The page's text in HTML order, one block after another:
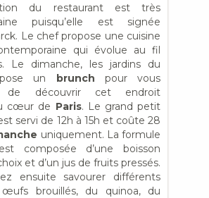
du restaurant est très
puisqu’elle est signée
Le chef propose une cuisine
qui évolue au fil
Le dimanche, les jardins du
un brunch pour vous
de découvrir cet endroit
cœur de Paris. Le grand petit
servi de 12h à 15h et coûte 28
uniquement. La formule
composée d’une boisson
et d’un jus de fruits pressés.
ensuite savourer différents
brouillés, du quinoa, du